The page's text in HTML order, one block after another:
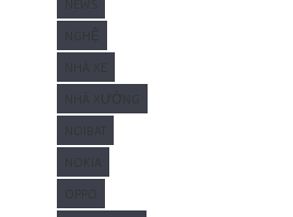
NHÀ XE
NHÀ XƯỞNG
NOIBAT
NOKIA